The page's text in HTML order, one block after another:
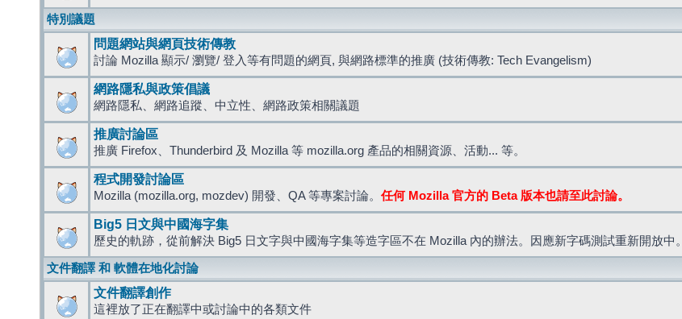
特別議題
問題網站與網頁技術傳教
討論 Mozilla 顯示/ 瀏覽/ 登入等有問題的網頁, 與網路標準的推廣 (技術傳教: Tech Evangelism)
網路隱私與政策倡議
網路隱私、網路追蹤、中立性、網路政策相關議題
推廣討論區
推廣 Firefox、Thunderbird 及 Mozilla 等 mozilla.org 產品的相關資源、活動... 等。
程式開發討論區
Mozilla (mozilla.org, mozdev) 開發、QA 等專案討論。 任何 Mozilla 官方的 Beta 版本也請至此討論。
Big5 日文與中國海字集
歷史的軌跡，從前解決 Big5 日文字與中國海字集等造字區不在 Mozilla 內的辦法。因應新字碼測試重新開放中。
文件翻譯 和 軟體在地化討論
文件翻譯創作
這裡放了正在翻譯中或討論中的各類文件